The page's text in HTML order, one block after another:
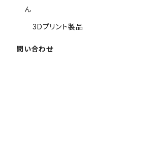
ん
3Dプリント製品
問い合わせ